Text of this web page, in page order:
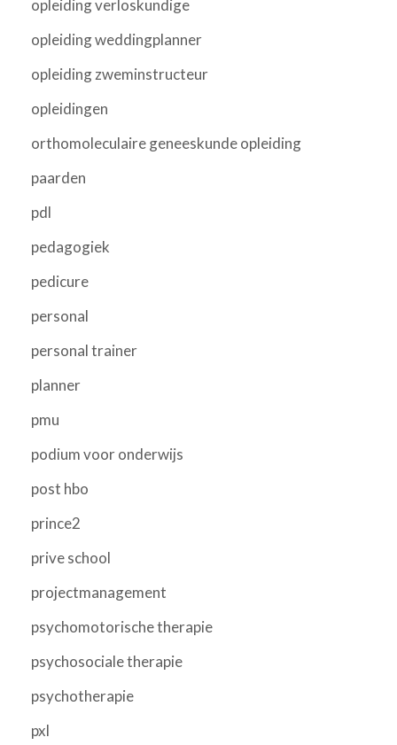
opleiding verloskundige
opleiding weddingplanner
opleiding zweminstructeur
opleidingen
orthomoleculaire geneeskunde opleiding
paarden
pdl
pedagogiek
pedicure
personal
personal trainer
planner
pmu
podium voor onderwijs
post hbo
prince2
prive school
projectmanagement
psychomotorische therapie
psychosociale therapie
psychotherapie
pxl